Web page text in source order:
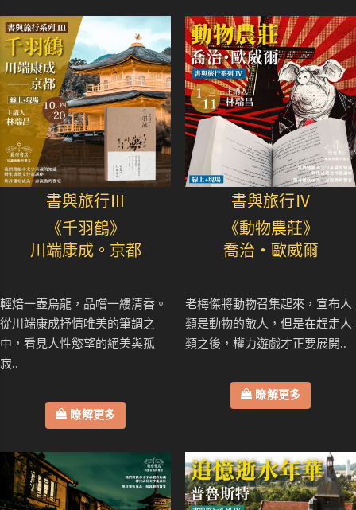
書與旅行Ⅲ
《千羽鶴》
川端康成。京都
輕焙一壺烏龍，品嚐一縷清香。
從川端康成抒情唯美的筆調之
中，看見人性慾望的絕美與孤
寂..
瞭解更多
書與旅行Ⅳ
《動物農莊》
喬治・歐威爾
老梅傑將動物召集起來，宣布人
類是動物的敵人，但是在趕走人
類之後，權力遊戲才正要展開..
瞭解更多